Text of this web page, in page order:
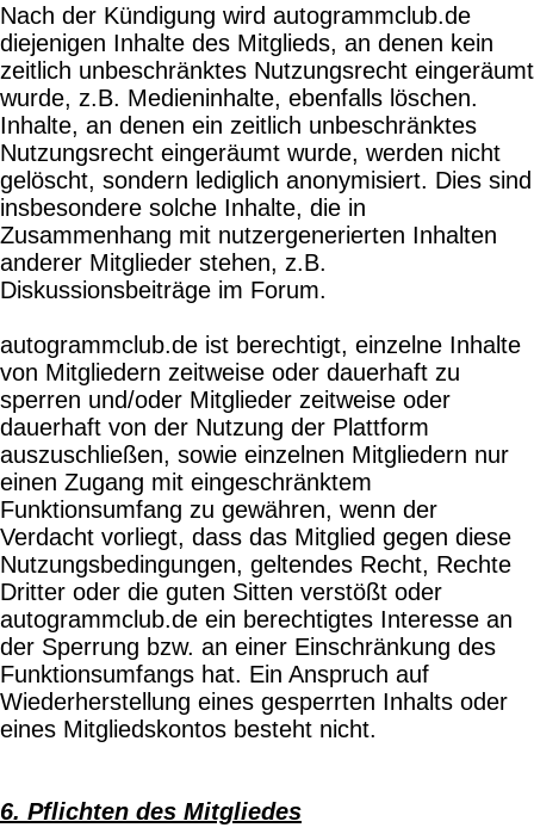
Nach der Kündigung wird autogrammclub.de
diejenigen Inhalte des Mitglieds, an denen kein
zeitlich unbeschränktes Nutzungsrecht eingeräumt
wurde, z.B. Medieninhalte, ebenfalls löschen.
Inhalte, an denen ein zeitlich unbeschränktes
Nutzungsrecht eingeräumt wurde, werden nicht
gelöscht, sondern lediglich anonymisiert. Dies sind
insbesondere solche Inhalte, die in
Zusammenhang mit nutzergenerierten Inhalten
anderer Mitglieder stehen, z.B.
Diskussionsbeiträge im Forum.
autogrammclub.de ist berechtigt, einzelne Inhalte
von Mitgliedern zeitweise oder dauerhaft zu
sperren und/oder Mitglieder zeitweise oder
dauerhaft von der Nutzung der Plattform
auszuschließen, sowie einzelnen Mitgliedern nur
einen Zugang mit eingeschränktem
Funktionsumfang zu gewähren, wenn der
Verdacht vorliegt, dass das Mitglied gegen diese
Nutzungsbedingungen, geltendes Recht, Rechte
Dritter oder die guten Sitten verstößt oder
autogrammclub.de ein berechtigtes Interesse an
der Sperrung bzw. an einer Einschränkung des
Funktionsumfangs hat. Ein Anspruch auf
Wiederherstellung eines gesperrten Inhalts oder
eines Mitgliedskontos besteht nicht.
6. Pflichten des Mitgliedes